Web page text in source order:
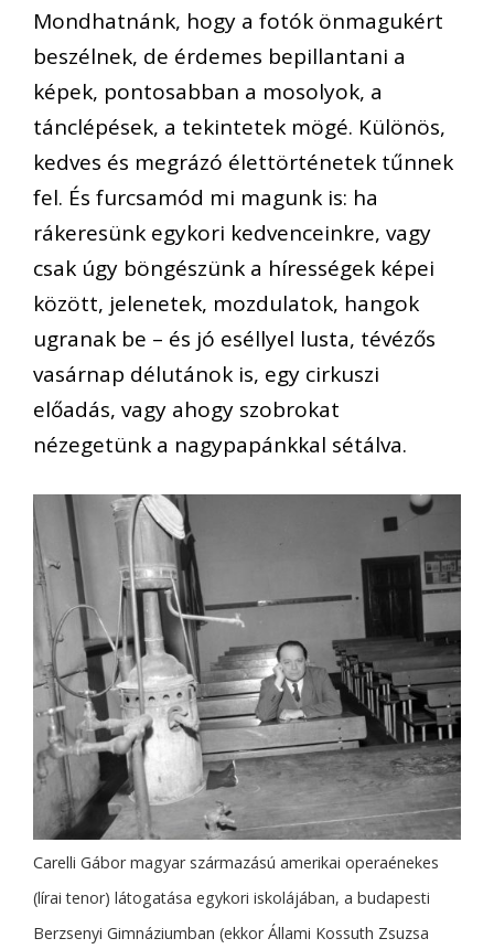
Mondhatnánk, hogy a fotók önmagukért
beszélnek, de érdemes bepillantani a
képek, pontosabban a mosolyok, a
tánclépések, a tekintetek mögé. Különös,
kedves és megrázó élettörténetek tűnnek
fel. És furcsamód mi magunk is: ha
rákeresünk egykori kedvenceinkre, vagy
csak úgy böngészünk a hírességek képei
között, jelenetek, mozdulatok, hangok
ugranak be – és jó eséllyel lusta, tévézős
vasárnap délutánok is, egy cirkuszi
előadás, vagy ahogy szobrokat
nézegetünk a nagypapánkkal sétálva.
Carelli Gábor magyar származású amerikai operaénekes
(lírai tenor) látogatása egykori iskolájában, a budapesti
Berzsenyi Gimnáziumban (ekkor Állami Kossuth Zsuzsa